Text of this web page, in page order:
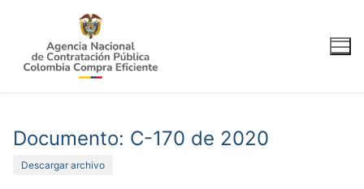
contenido
Documento: C-170 de 2020
Descargar archivo